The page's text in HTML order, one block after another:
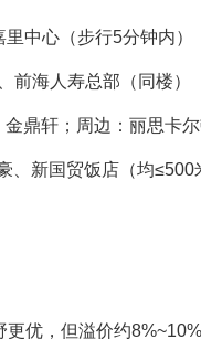
中心（步行5分钟内）
前海人寿总部（同楼）
鼎轩；周边：丽思卡
、新国贸饭店（均≤500
优，但溢价约8%~10%